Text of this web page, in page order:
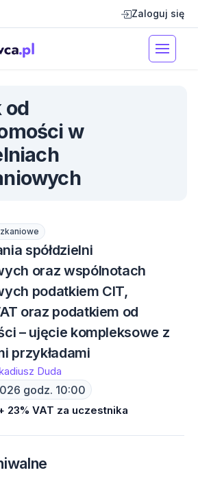
Zaloguj się
od
w
spółdzielni
oraz wspólnotach
podatkiem CIT,
oraz podatkiem od
– ujęcie kompleksowe z
przykładami
Duda
godz. 10:00
23% VAT za uczestnika